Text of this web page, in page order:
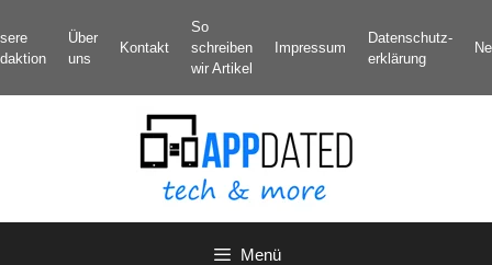
Inhalt
springen
Über
uns
Kontakt
So
schreiben
wir Artikel
Impressum
Datenschutz­
erklärung
Menü